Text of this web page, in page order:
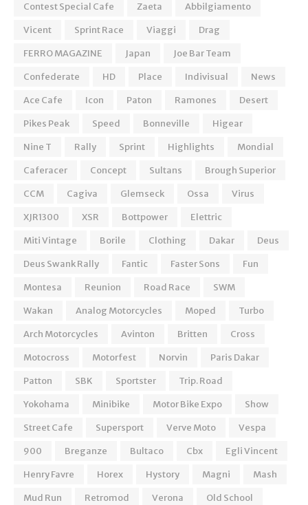
Contest Special Cafe
Zaeta
Abbilgiamento
Vicent
Sprint Race Viaggi
Drag
FERRO MAGAZINE
Japan
Joe Bar Team
Confederate
HD Place Indivisual
News
Ace Cafe
Icon Paton Ramones
Desert
Pikes Peak
Speed Bonneville
Higear
Nine T
Rally Sprint Highlights
Mondial
Caferacer
Concept Sultans
Brough Superior
CCM
Cagiva Glemseck Ossa
Virus
XJR1300
XSR Bottpower
Elettric
Miti Vintage
Borile Clothing Dakar
Deus
Deus Swank Rally
Fantic Faster Sons
Fun
Montesa
Reunion Road Race
SWM
Wakan
Analog Motorcycles Moped
Turbo
Arch Motorcycles
Avinton Britten
Cross
Motocross
Motorfest Norvin
Paris Dakar
Patton
SBK Sportster
Trip. Road
Yokohama
Minibike Motor Bike Expo
Show
Street Cafe
Supersport Verve Moto
Vespa
900
Breganze Bultaco Cbx
Egli Vincent
Henry Favre
Horex Hystory Magni
Mash
Mud Run
Retromod Verona
Old School